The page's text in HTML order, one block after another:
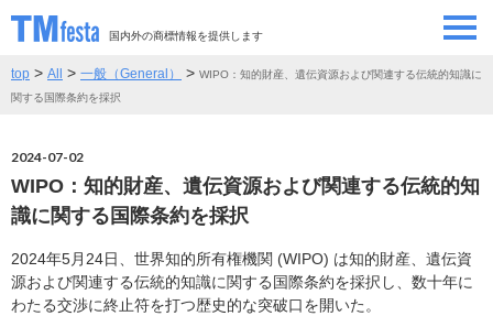
国内外の商標情報を提供します
SEMINAR/EVENT
CONTRIBUTORS 情報提供者
CONTACT お問い合わせ
top > All > 一般（General） > WIPO：知的財産、遺伝資源および関連する伝統的知識に
関する国際条約を採択
2024-07-02
WIPO：知的財産、遺伝資源および関連する伝統的知
識に関する国際条約を採択
2024年5月24日、世界知的所有権機関 (WIPO) は知的財産、遺伝資
源および関連する伝統的知識に関する国際条約を採択し、数十年に
わたる交渉に終止符を打つ歴史的な突破口を開いた。